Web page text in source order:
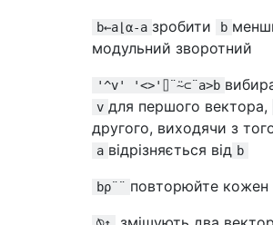
b←a⌊⍺-a зробити b
модульний зворотний
'^v' '<>'⌷¨⍨⊂¨a>b
v для першого вектора,
другого, виходячи з
a відрізняється від b
b⍴¨¨ повторюйте кожен